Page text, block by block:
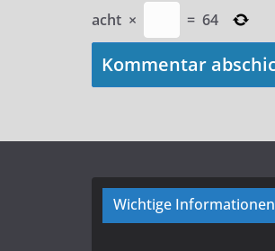
acht × = 64
Wichtige Informationen